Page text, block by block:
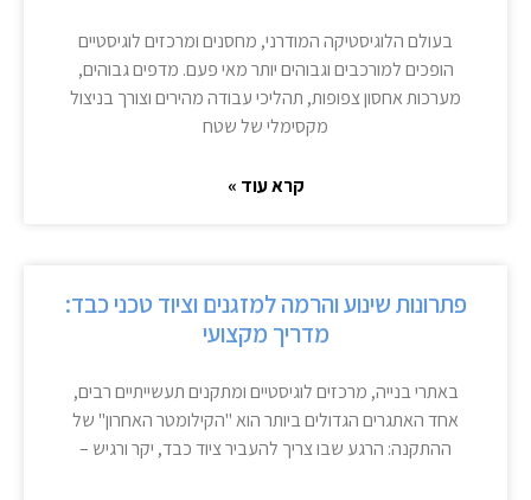
בעולם הלוגיסטיקה המודרני, מחסנים ומרכזים לוגיסטיים
הופכים למורכבים וגבוהים יותר מאי פעם. מדפים גבוהים,
מערכות אחסון צפופות, תהליכי עבודה מהירים וצורך בניצול
מקסימלי של שטח
קרא עוד »
פתרונות שינוע והרמה למזגנים וציוד טכני כבד:
מדריך מקצועי
באתרי בנייה, מרכזים לוגיסטיים ומתקנים תעשייתיים רבים,
אחד האתגרים הגדולים ביותר הוא "הקילומטר האחרון" של
ההתקנה: הרגע שבו צריך להעביר ציוד כבד, יקר ורגיש –